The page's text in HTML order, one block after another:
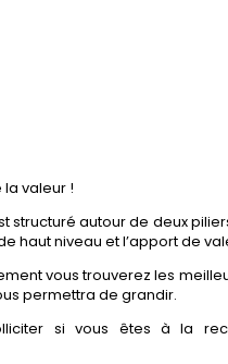
valeur !
structuré autour de deux
haut niveau et l’apport de
vous trouverez les
permettra de grandir.
si vous êtes à la